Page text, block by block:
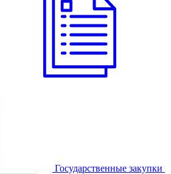
Государственные закупки